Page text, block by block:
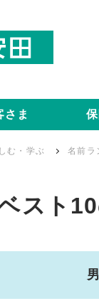
さま
む・学ぶ 名前ラ
スト